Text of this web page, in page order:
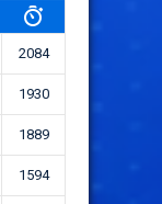
2084
1930
1889
1594